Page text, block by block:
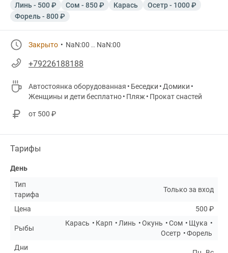
Линь - 500 ₽
Сом - 850 ₽ Карась
Осетр - 1000 ₽
Форель - 800 ₽
Закрыто NaN:00 .. NaN:00
+79226188188
Автостоянка оборудованная Беседки
Домики
Женщины и дети бесплатно
Пляж Прокат снастей
от 500 ₽
Тарифы
День
Тип
тарифа
Только за вход
Цена 500 ₽
Рыбы
Карась Карп Линь Окунь Сом
Щука
Осетр
Форель
Дни